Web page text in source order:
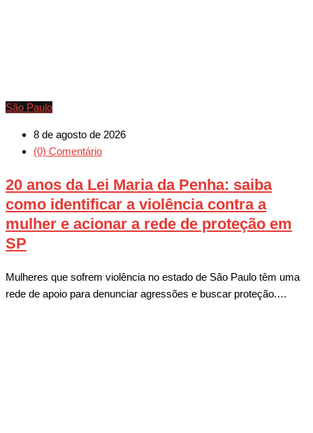
São Paulo
8 de agosto de 2026
(0) Comentário
20 anos da Lei Maria da Penha: saiba
como identificar a violência contra a
mulher e acionar a rede de proteção em
SP
Mulheres que sofrem violência no estado de São Paulo têm uma
rede de apoio para denunciar agressões e buscar proteção.…